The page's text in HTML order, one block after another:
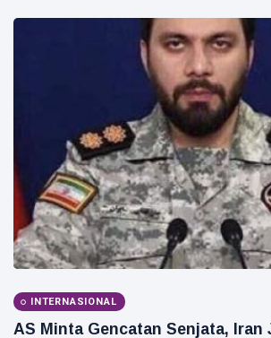
INTERNASIONAL
AS Minta Gencatan Senjata, Iran